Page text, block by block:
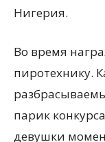
Нигерия.
Во время
пиротехнику.
парик
девушки